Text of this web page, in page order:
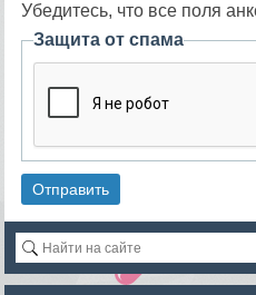
Убедитесь, что все поля
Защита от спама